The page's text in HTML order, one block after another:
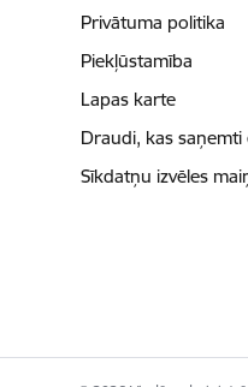
Privātuma politika
Piekļūstamība
Lapas karte
Draudi, kas saņemti
Sīkdatņu izvēles